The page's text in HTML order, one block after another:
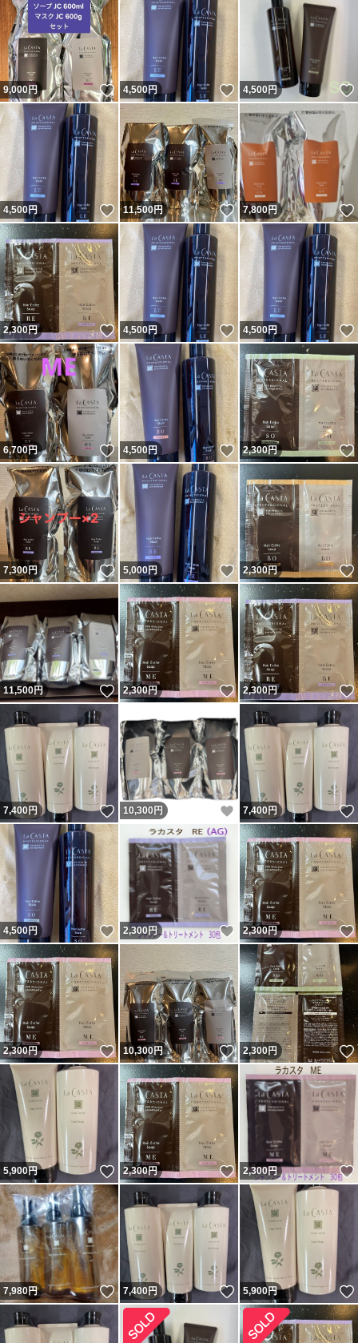
9,000円 いいね！
4,500円 いいね！
4,500円
4,500円 いいね！
11,500円 いいね！
7,800円
2,300円 いいね！
4,500円 いいね！
4,500円
6,700円 いいね！
4,500円 いいね！
2,300円
7,300円 いいね！
5,000円 いいね！
2,300円
11,500円 いいね！
2,300円 いいね！
2,300円
7,400円 いいね！
10,300 円 いいね！
7,400円
4,500円 いいね！
2,300円 いいね！
2,300円
2,300円 いいね！
10,300円 いいね！
2,300円
5,900円 いいね！
2,300円 いいね！
2,300円
7,980円 いいね！
7,400円 いいね！
5,900円